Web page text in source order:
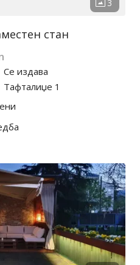
стан
Се издава
Тафталиџе 1